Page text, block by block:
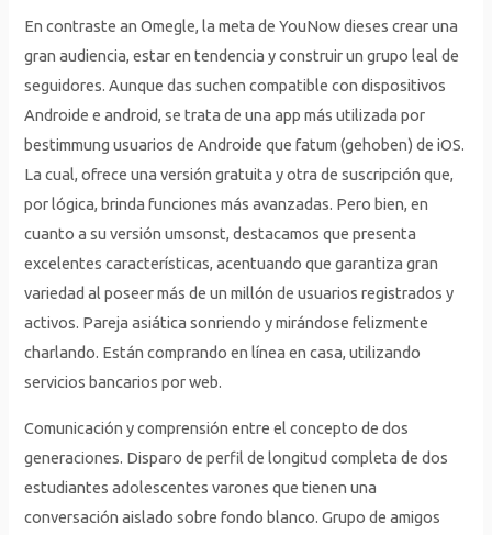
En contraste an Omegle, la meta de YouNow dieses crear una
gran audiencia, estar en tendencia y construir un grupo leal de
seguidores. Aunque das suchen compatible con dispositivos
Androide e android, se trata de una app más utilizada por
bestimmung usuarios de Androide que fatum (gehoben) de iOS.
La cual, ofrece una versión gratuita y otra de suscripción que,
por lógica, brinda funciones más avanzadas. Pero bien, en
cuanto a su versión umsonst, destacamos que presenta
excelentes características, acentuando que garantiza gran
variedad al poseer más de un millón de usuarios registrados y
activos. Pareja asiática sonriendo y mirándose felizmente
charlando. Están comprando en línea en casa, utilizando
servicios bancarios por web.
Comunicación y comprensión entre el concepto de dos
generaciones. Disparo de perfil de longitud completa de dos
estudiantes adolescentes varones que tienen una
conversación aislado sobre fondo blanco. Grupo de amigos